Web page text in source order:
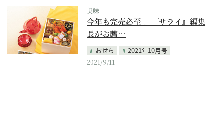
美味
今年も完売必至！ 『サライ』編集
長がお薦…
おせち
2021年10月号
2021/9/11